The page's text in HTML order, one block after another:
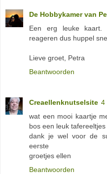
De Hobbykamer van
Een erg leuke
reageren dus huppel
Lieve groet, Petra
Beantwoorden
Creaellenknutselsite 4
wat een mooi kaartje
bos een leuk
dank je wel voor de
eerste
groetjes ellen
Beantwoorden